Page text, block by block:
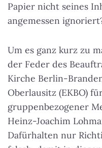
Papier nicht seines
angemessen
Um es ganz kurz zu
der Feder des
Kirche Berlin-
Oberlausitz (EKBO)
gruppenbezogener
Heinz-Joachim
Dafürhalten nur